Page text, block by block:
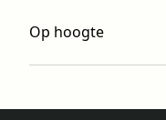
Op hoogte